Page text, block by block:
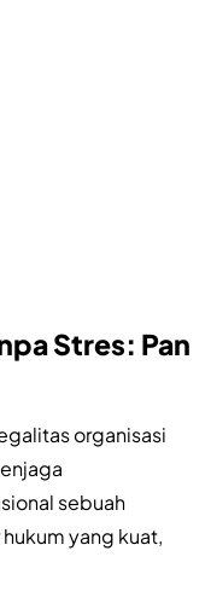
Stres: Pan
organisasi
sebuah
yang kuat,